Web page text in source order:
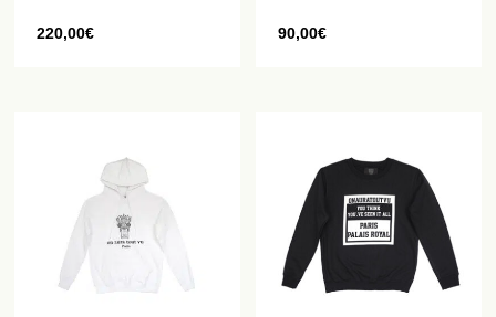
220,00€
90,00€